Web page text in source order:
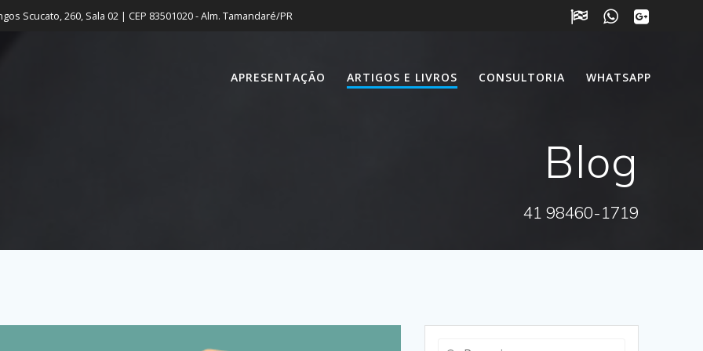
Scucato, 260, Sala 02 | CEP 83501020 - Alm. Tamandaré/PR
APRESENTAÇÃO ARTIGOS E LIVROS CONSULTORIA WHATSAPP
Blog
41 98460-1719
Pesquisar